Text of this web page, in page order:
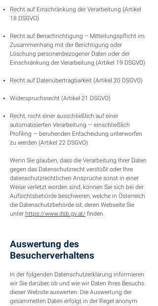
Recht auf Einschränkung der Verarbeitung (Artikel
18 DSGVO)
Recht auf Benachrichtigung – Mitteilungspflicht im
Zusammenhang mit der Berichtigung oder
Löschung personenbezogener Daten oder der
Einschränkung der Verarbeitung (Artikel 19 DSGVO)
Recht auf Datenübertragbarkeit (Artikel 20 DSGVO)
Widerspruchsrecht (Artikel 21 DSGVO)
Recht, nicht einer ausschließlich auf einer
automatisierten Verarbeitung — einschließlich
Profiling — beruhenden Entscheidung unterworfen
zu werden (Artikel 22 DSGVO)
Wenn Sie glauben, dass die Verarbeitung Ihrer Daten
gegen das Datenschutzrecht verstößt oder Ihre
datenschutzrechtlichen Ansprüche sonst in einer
Weise verletzt worden sind, können Sie sich bei der
Aufsichtsbehörde beschweren, welche in Österreich
die Datenschutzbehörde ist, deren Webseite Sie
unter https://www.dsb.gv.at/ finden.
Auswertung des
Besucherverhaltens
In der folgenden Datenschutzerklärung informieren
wir Sie darüber, ob und wie wir Daten Ihres Besuchs
dieser Website auswerten. Die Auswertung der
gesammelten Daten erfolgt in der Regel anonym